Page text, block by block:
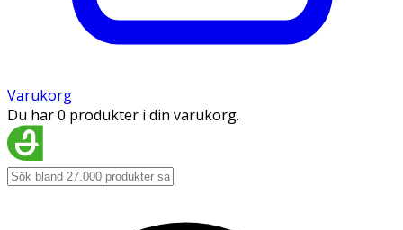
Varukorg
Du har 0 produkter i din varukorg.